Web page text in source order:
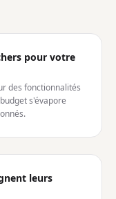
pour votre
des fonctionnalités
s'évapore
leurs